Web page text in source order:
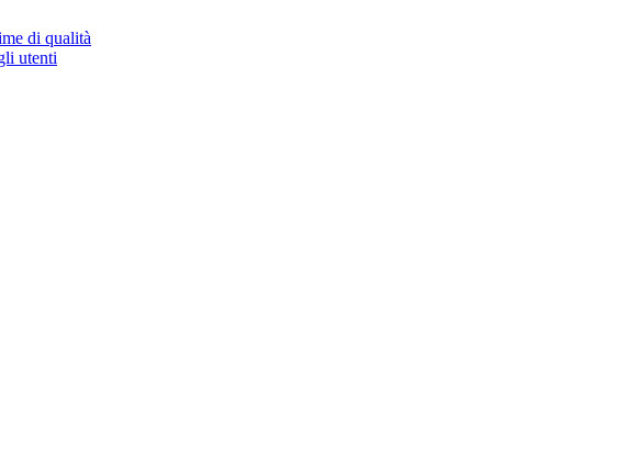
di qualità
utenti